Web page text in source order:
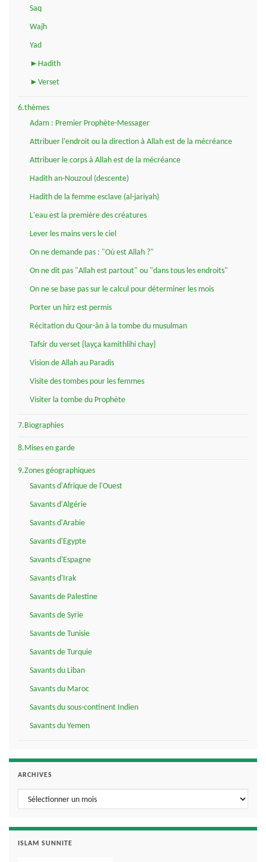
Saq
Wajh
Yad
►Hadith
►Verset
6.thèmes
Adam : Premier Prophète-Messager
Attribuer l'endroit ou la direction à Allah est de la mécréance
Attribuer le corps à Allah est de la mécréance
Hadith an-Nouzoul (descente)
Hadith de la femme esclave (al-jariyah)
L'eau est la première des créatures
Lever les mains vers le ciel
On ne demande pas : "Où est Allah ?"
On ne dit pas "Allah est partout" ou "dans tous les endroits"
On ne se base pas sur le calcul pour déterminer les mois
Porter un hirz est permis
Récitation du Qour-ân à la tombe du musulman
Tafsir du verset {layça kamithlihi chay}
Vision de Allah au Paradis
Visite des tombes pour les femmes
Visiter la tombe du Prophète
7.Biographies
8.Mises en garde
9.Zones géographiques
Savants d'Afrique de l'Ouest
Savants d'Algérie
Savants d'Arabie
Savants d'Egypte
Savants d'Espagne
Savants d'Irak
Savants de Palestine
Savants de Syrie
Savants de Tunisie
Savants de Turquie
Savants du Liban
Savants du Maroc
Savants du sous-continent Indien
Savants du Yemen
ARCHIVES
Archives
ISLAM SUNNITE